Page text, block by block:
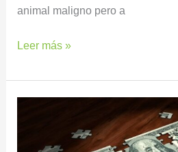
animal maligno pero a
Leer más »